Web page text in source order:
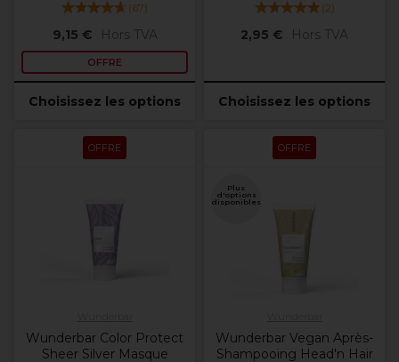
(67)
9,15 € Hors TVA
OFFRE
Choisissez les options
(2)
2,95 € Hors TVA
Choisissez les options
OFFRE
Wunderbar Color Protect
Sheer Silver Masque
OFFRE
Plus
d'options
disponibles
Wunderbar Vegan Après-
Shampooing Head'n Hair